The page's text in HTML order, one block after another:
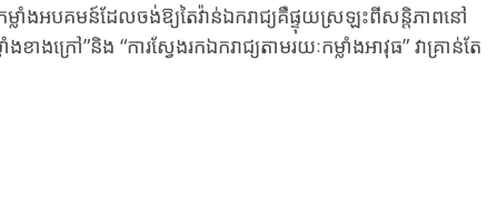
លាំង​អបគមន៍ដែល​ចង់ឱ្យ​តៃវ៉ាន់ឯករាជ្យ​គឺ​ផ្ទុយ​ស្រឡះពី​សន្តិភាព​នៅ​
ាង​ក្រៅ​”​និង​ “​ការ​ស្វែងរក​ឯករាជ្យ​​តាម​រយៈ​កម្លាំង​​អាវុធ​”​ វាគ្រាន់​តែ​